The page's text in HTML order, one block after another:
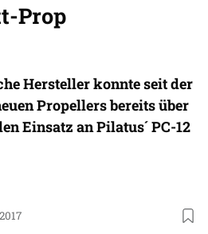
Prop
Hersteller konnte seit der
Propellers bereits über
Einsatz an Pilatus´ PC-12